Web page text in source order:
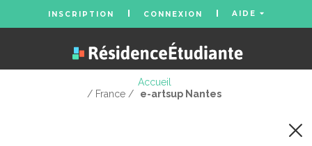
INSCRIPTION CONNEXION AIDE
Accueil
/ France /
e-artsup Nantes